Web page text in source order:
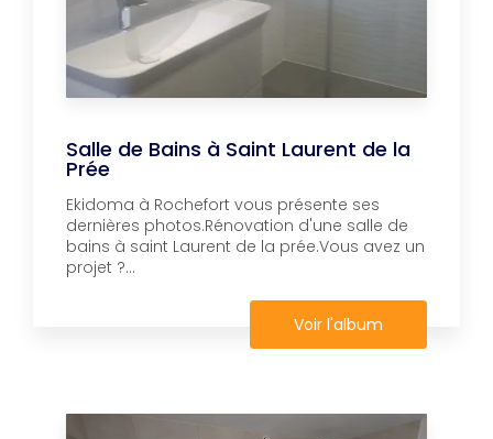
Salle de Bains à Saint Laurent de la
Prée
Ekidoma à Rochefort vous présente ses
dernières photos.Rénovation d'une salle de
bains à saint Laurent de la prée.Vous avez un
projet ?...
Voir l'album